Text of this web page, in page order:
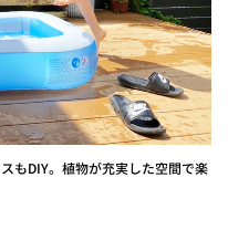
もDIY。植物が充実した空間で楽